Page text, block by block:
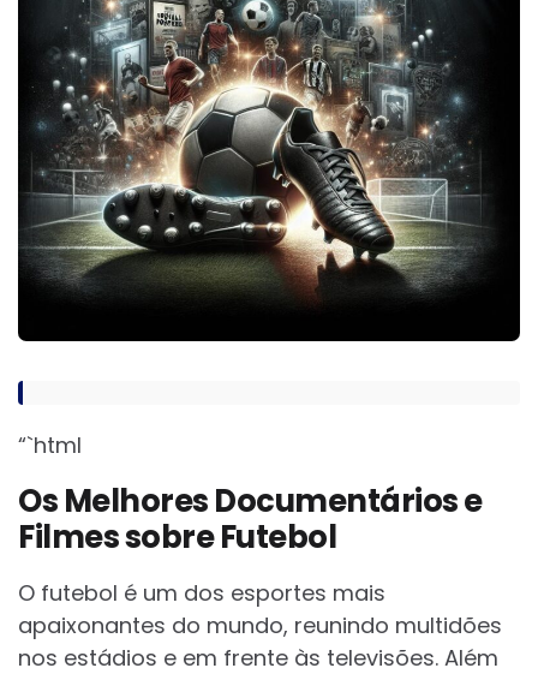
“`html
Os Melhores Documentários e
Filmes sobre Futebol
O futebol é um dos esportes mais
apaixonantes do mundo, reunindo multidões
nos estádios e em frente às televisões. Além